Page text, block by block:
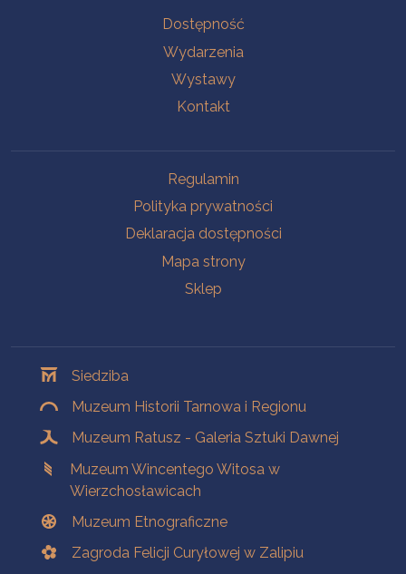
Dostępność
Wydarzenia
Wystawy
Kontakt
Regulamin
Polityka prywatności
Deklaracja dostępności
Mapa strony
Sklep
Siedziba
Muzeum Historii Tarnowa i Regionu
Muzeum Ratusz - Galeria Sztuki Dawnej
Muzeum Wincentego Witosa w
Wierzchosławicach
Muzeum Etnograficzne
Zagroda Felicji Curyłowej w Zalipiu